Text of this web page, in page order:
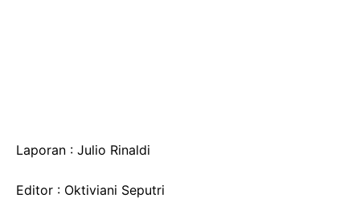
Laporan : Julio Rinaldi
Editor : Oktiviani Seputri